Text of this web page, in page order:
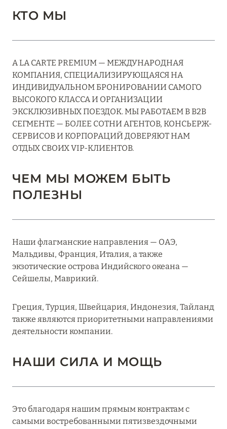
КТО МЫ
A LA CARTE PREMIUM — МЕЖДУНАРОДНАЯ
КОМПАНИЯ, СПЕЦИАЛИЗИРУЮЩАЯСЯ НА
ИНДИВИДУАЛЬНОМ БРОНИРОВАНИИ САМОГО
ВЫСОКОГО КЛАССА И ОРГАНИЗАЦИИ
ЭКСКЛЮЗИВНЫХ ПОЕЗДОК. МЫ РАБОТАЕМ В B2B
СЕГМЕНТЕ — БОЛЕЕ СОТНИ АГЕНТОВ, КОНСЬЕРЖ-
СЕРВИСОВ И КОРПОРАЦИЙ ДОВЕРЯЮТ НАМ
ОТДЫХ СВОИХ VIP-КЛИЕНТОВ.
ЧЕМ МЫ МОЖЕМ БЫТЬ
ПОЛЕЗНЫ
Наши флагманские направления — ОАЭ,
Мальдивы, Франция, Италия, а также
экзотические острова Индийского океана —
Сейшелы, Маврикий.
Греция, Турция, Швейцария, Индонезия, Тайланд
также являются приоритетными направлениями
деятельности компании.
НАШИ СИЛА И МОЩЬ
Это благодаря нашим прямым контрактам с
самыми востребованными пятизвездочными